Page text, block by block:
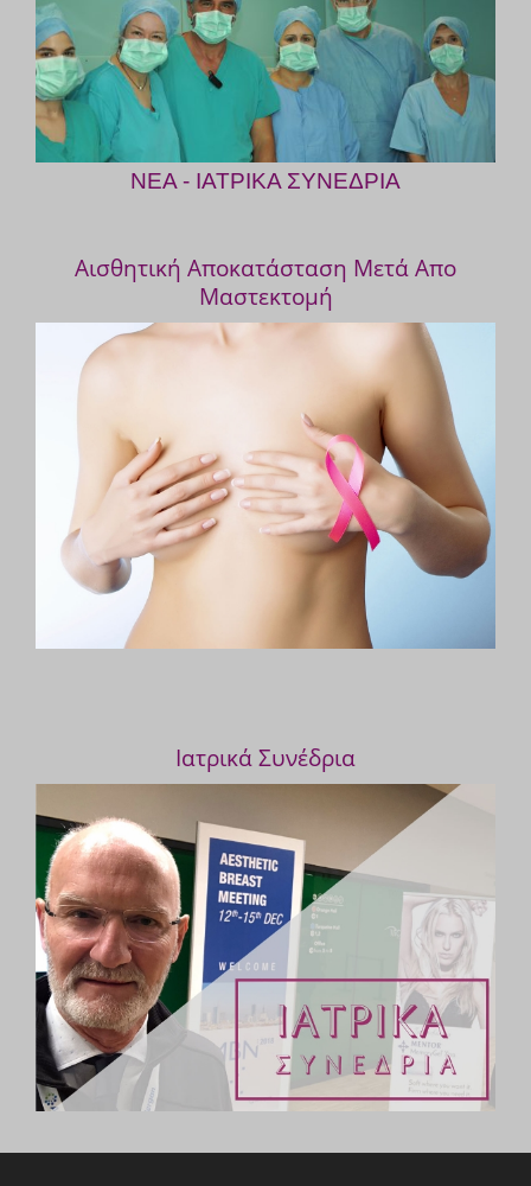
ΝΕΑ - ΙΑΤΡΙΚΑ ΣΥΝΕΔΡΙΑ
Αισθητική Αποκατάσταση Μετά Απο
Μαστεκτομή
Ιατρικά Συνέδρια